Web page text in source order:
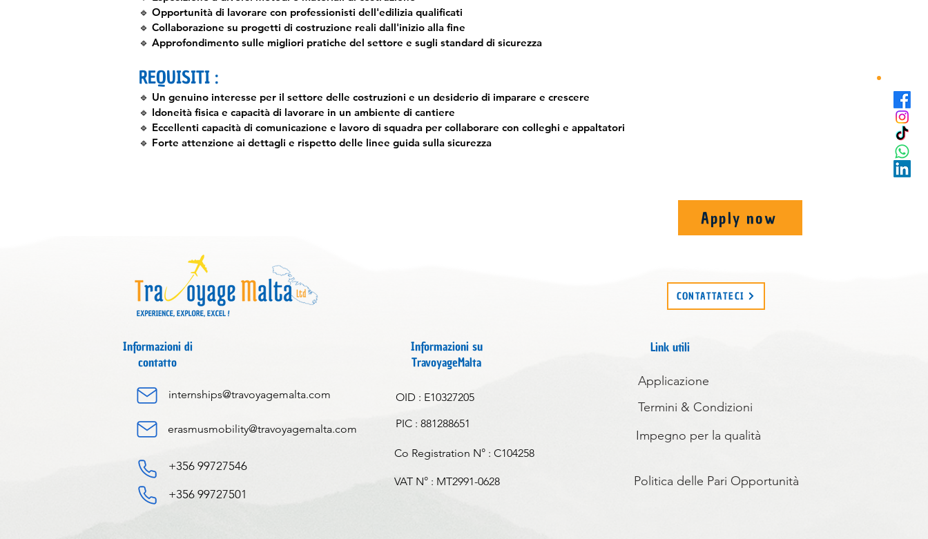
🔹 Opportunità di lavorare con professionisti dell'edilizia qualificati
🔹 Collaborazione su progetti di costruzione reali dall'inizio alla fine
🔹 Approfondimento sulle migliori pratiche del settore e sugli standard di sicurezza​
REQUISITI :
🔹 Un genuino interesse per il settore delle costruzioni e un desiderio di imparare e crescere
🔹 Idoneità fisica e capacità di lavorare in un ambiente di cantiere
🔹 Eccellenti capacità di comunicazione e lavoro di squadra per collaborare con colleghi e appaltatori
🔹 Forte attenzione ai dettagli e rispetto delle linee guida sulla sicurezza
Apply now
Informazioni di
contatto
internships@travoyagemalta.com
erasmusmobility@travoyagemalta.com
+356 99727546
+356 99727501
CONTATTATECI
Link utili
Applicazione
Termini & Condizioni
Impegno per la qualità
Informazioni su
TravoyageMalta
OID : E10327205
PIC : 881288651
Co Registration N° : C104258
VAT N° : MT2991-0628 Politica delle Pari Opportunità